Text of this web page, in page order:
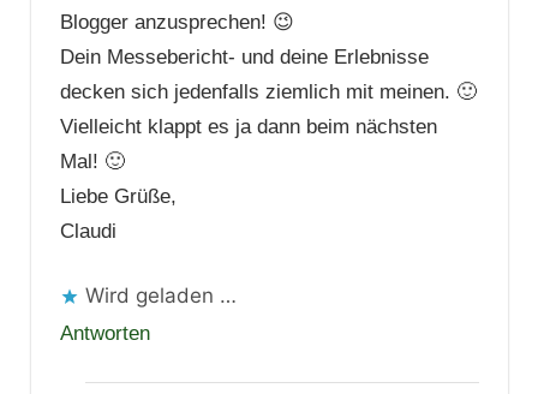
Blogger anzusprechen! 😉
Dein Messebericht- und deine Erlebnisse
decken sich jedenfalls ziemlich mit meinen. 🙂
Vielleicht klappt es ja dann beim nächsten
Mal! 🙂
Liebe Grüße,
Claudi
Wird geladen …
Antworten